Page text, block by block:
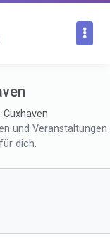
Cuxhaven
und Veranstaltungen
dich.